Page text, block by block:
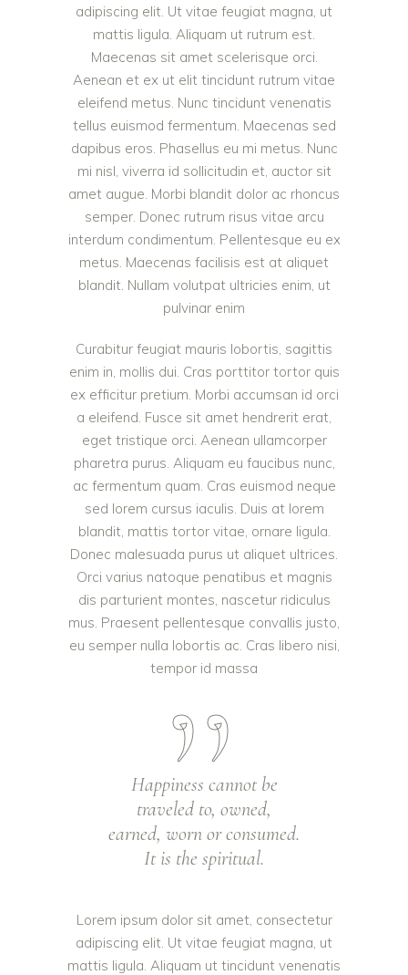
adipiscing elit. Ut vitae feugiat magna, ut
mattis ligula. Aliquam ut rutrum est.
Maecenas sit amet scelerisque orci.
Aenean et ex ut elit tincidunt rutrum vitae
eleifend metus. Nunc tincidunt venenatis
tellus euismod fermentum. Maecenas sed
dapibus eros. Phasellus eu mi metus. Nunc
mi nisl, viverra id sollicitudin et, auctor sit
amet augue. Morbi blandit dolor ac rhoncus
semper. Donec rutrum risus vitae arcu
interdum condimentum. Pellentesque eu ex
metus. Maecenas facilisis est at aliquet
blandit. Nullam volutpat ultricies enim, ut
pulvinar enim
Curabitur feugiat mauris lobortis, sagittis
enim in, mollis dui. Cras porttitor tortor quis
ex efficitur pretium. Morbi accumsan id orci
a eleifend. Fusce sit amet hendrerit erat,
eget tristique orci. Aenean ullamcorper
pharetra purus. Aliquam eu faucibus nunc,
ac fermentum quam. Cras euismod neque
sed lorem cursus iaculis. Duis at lorem
blandit, mattis tortor vitae, ornare ligula.
Donec malesuada purus ut aliquet ultrices.
Orci varius natoque penatibus et magnis
dis parturient montes, nascetur ridiculus
mus. Praesent pellentesque convallis justo,
eu semper nulla lobortis ac. Cras libero nisi,
tempor id massa
Happiness cannot be
traveled to, owned,
earned, worn or consumed.
It is the spiritual.
Lorem ipsum dolor sit amet, consectetur
adipiscing elit. Ut vitae feugiat magna, ut
mattis ligula. Aliquam ut tincidunt venenatis